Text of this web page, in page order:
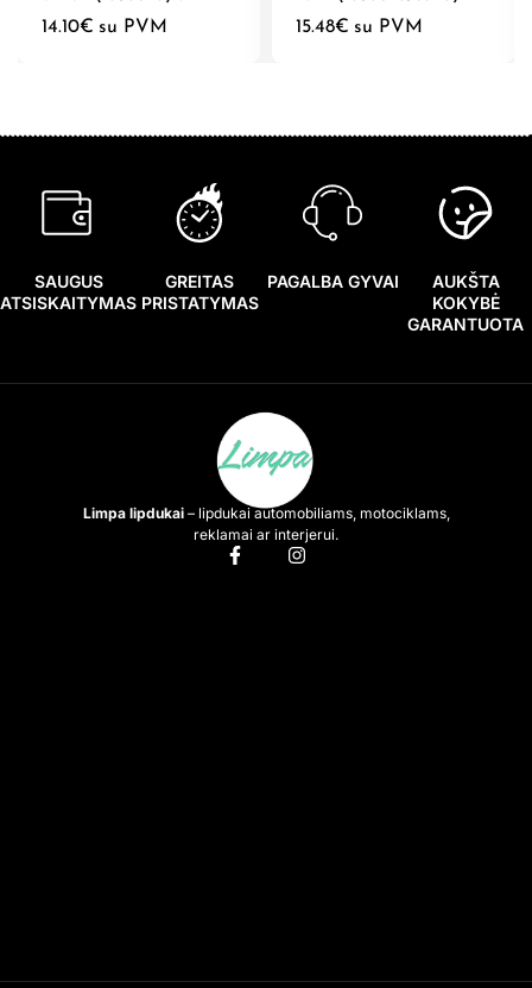
x 33m
14.10€ su PVM
(50mm x 33m)
15.48€ su PVM
SAUGUS
ATSISKAITYMAS
GREITAS
PRISTATYMAS
PAGALBA GYVAI
AUKŠTA
KOKYBĖ
GARANTUOTA
Limpa lipdukai– lipdukai automobiliams, motociklams,
reklamai ar interjerui.